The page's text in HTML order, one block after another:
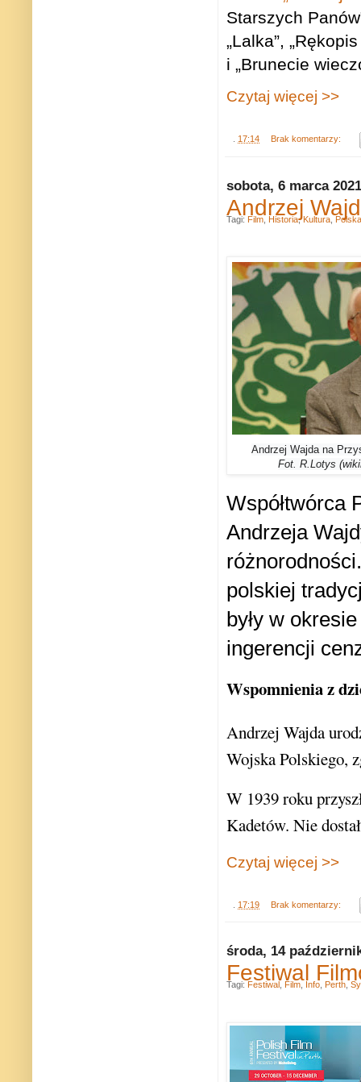
Starszych
„Lalka”,
i „Brunecie
Czytaj więcej >>
. 17:14 Brak komentarzy:
sobota, 6 marca 2021
Andrzej
Andrzej Wajda na
Fot. R.Lotys
Współtwórca
Andrzeja
polskiej
były w
ingerencji
Wspomnienia z
Andrzej Wajda
Wojska Polskiego,
W 1939 roku
Kadetów. Nie
Czytaj więcej >>
17:19 Brak komentarzy:
Tagi: Film Historia,Kultura Polska
środa, 14
Festiwal
Tagi: Festiwal , Film, Info, Perth,